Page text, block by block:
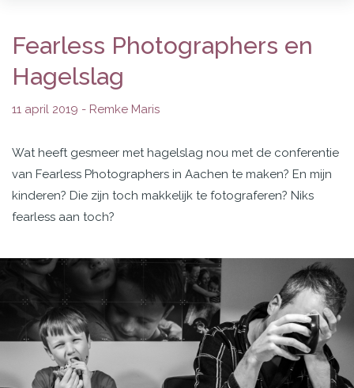
Fearless Photographers en
Hagelslag
11 april 2019 - Remke Maris
Wat heeft gesmeer met hagelslag nou met de conferentie
van Fearless Photographers in Aachen te maken? En mijn
kinderen? Die zijn toch makkelijk te fotograferen? Niks
fearless aan toch?